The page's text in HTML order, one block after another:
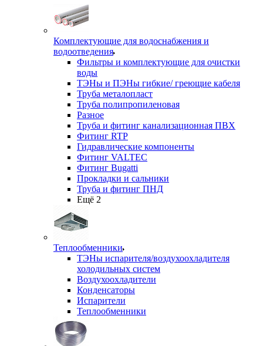
Комплектующие для водоснабжения и
водоотведения
Фильтры и комплектующие для очистки
воды
ТЭНы и ПЭНы гибкие/ греющие кабеля
Труба металопласт
Труба полипропиленовая
Разное
Труба и фитинг канализационная ПВХ
Фитинг RTP
Гидравлические компоненты
Фитинг VALTEC
Фитинг Bugatti
Прокладки и сальники
Труба и фитинг ПНД
Ещё 2
Теплообменники
ТЭНы испарителя/воздухоохладителя
холодильных систем
Воздухоохладители
Конденсаторы
Испарители
Теплообменники